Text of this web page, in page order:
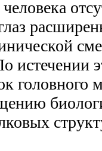
истечении
головного